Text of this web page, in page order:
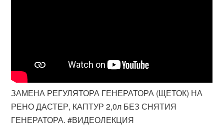
ЗАМЕНА РЕГУЛЯТОРА ГЕНЕРАТОРА (ЩЕТОК) НА
РЕНО ДАСТЕР, КАПТУР 2,0л БЕЗ СНЯТИЯ
ГЕНЕРАТОРА. #ВИДЕОЛЕКЦИЯ